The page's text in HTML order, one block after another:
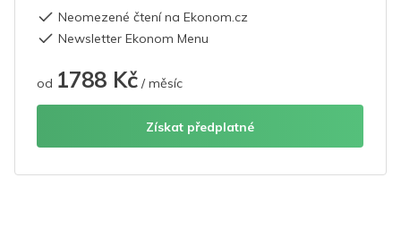
Neomezené čtení na Ekonom.cz
Newsletter Ekonom Menu
od 1788 Kč / měsíc
Získat předplatné